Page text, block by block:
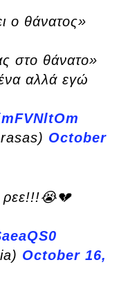
ο θάνατος»
στο θάνατο»
αλλά εγώ
October
ρεε!!!😭💔
October 16,